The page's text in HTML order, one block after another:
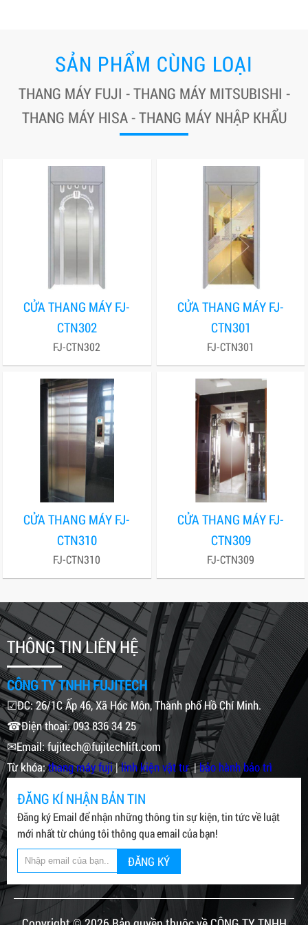
SẢN PHẨM CÙNG LOẠI
THANG MÁY FUJI - THANG MÁY MITSUBISHI -
THANG MÁY HISA - THANG MÁY NHẬP KHẨU
CỬA THANG MÁY FJ-
CTN302
FJ-CTN302
CỬA THANG MÁY FJ-
CTN301
FJ-CTN301
CỬA THANG MÁY FJ-
CTN310
FJ-CTN310
CỬA THANG MÁY FJ-
CTN309
FJ-CTN309
THÔNG TIN LIÊN HỆ
CÔNG TY TNHH FUJITECH
☑ĐC: 26/1C Ấp 46, Xã Hóc Môn, Thành phố Hồ Chí Minh.
☎Điện thoại: 093 836 34 25
✉Email: fujitech@fujitechlift.com
Từ khóa:thang máy fuji|linh kiện vật tư|bảo hành bảo trì
ĐĂNG KÍ NHẬN BẢN TIN
Đăng ký Email để nhận những thông tin sự kiện, tin tức về luật
mới nhất từ chúng tôi thông qua email của bạn!
ĐĂNG KÝ